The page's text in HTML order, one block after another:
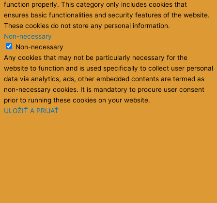
function properly. This category only includes cookies that
ensures basic functionalities and security features of the website.
These cookies do not store any personal information.
Non-necessary
Non-necessary
Any cookies that may not be particularly necessary for the
website to function and is used specifically to collect user personal
data via analytics, ads, other embedded contents are termed as
non-necessary cookies. It is mandatory to procure user consent
prior to running these cookies on your website.
ULOŽIŤ A PRIJAŤ